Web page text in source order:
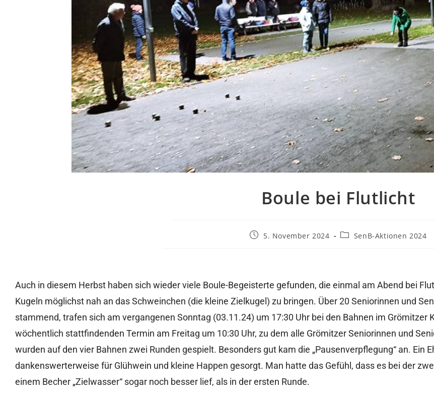
Boule bei Flutlicht
5. November 2024 SenB-Aktionen 2024
Auch in diesem Herbst haben sich wieder viele Boule-Begeisterte gefunden, die einmal am Abend bei
Kugeln möglichst nah an das Schweinchen (die kleine Zielkugel) zu bringen. Über 20 Seniorinnen und
stammend, trafen sich am vergangenen Sonntag (03.11.24) um 17:30 Uhr bei den Bahnen im Grömitzer
wöchentlich stattfindenden Termin am Freitag um 10:30 Uhr, zu dem alle Grömitzer Seniorinnen und
wurden auf den vier Bahnen zwei Runden gespielt. Besonders gut kam die „Pausenverpflegung“ an. Ein
dankenswerterweise für Glühwein und kleine Happen gesorgt. Man hatte das Gefühl, dass es bei der
einem Becher „Zielwasser“ sogar noch besser lief, als in der ersten Runde.